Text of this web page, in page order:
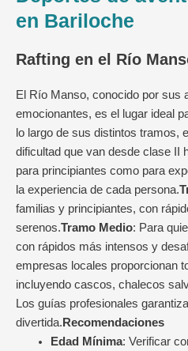
en Bariloche
Rafting en el Río
El Río Manso, conocido por sus
emocionantes, es el lugar ideal
lo largo de sus distintos tramos,
dificultad que van desde clase II
para principiantes como para
la experiencia de cada persona.
familias y principiantes, con
serenos.Tramo Medio: Para
con rápidos más intensos y
empresas locales proporcionan
incluyendo cascos, chalecos
Los guías profesionales
divertida. Recomendaciones
Edad Mínima: Verificar